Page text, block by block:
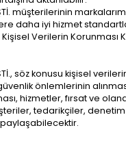
ŞTİ. müşterilerinin
daha iyi hizmet
Verilerin
ŞTİ., söz konusu
önlemlerinin
hizmetler, fırsat ve
tedarikçiler,